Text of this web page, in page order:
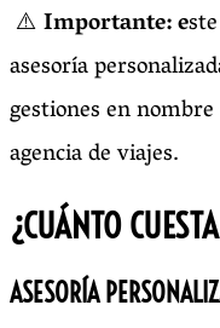
⚠️Importante: e
asesoría
gestiones en
agencia de viajes.
¿CUÁNTO
ASESORÍA